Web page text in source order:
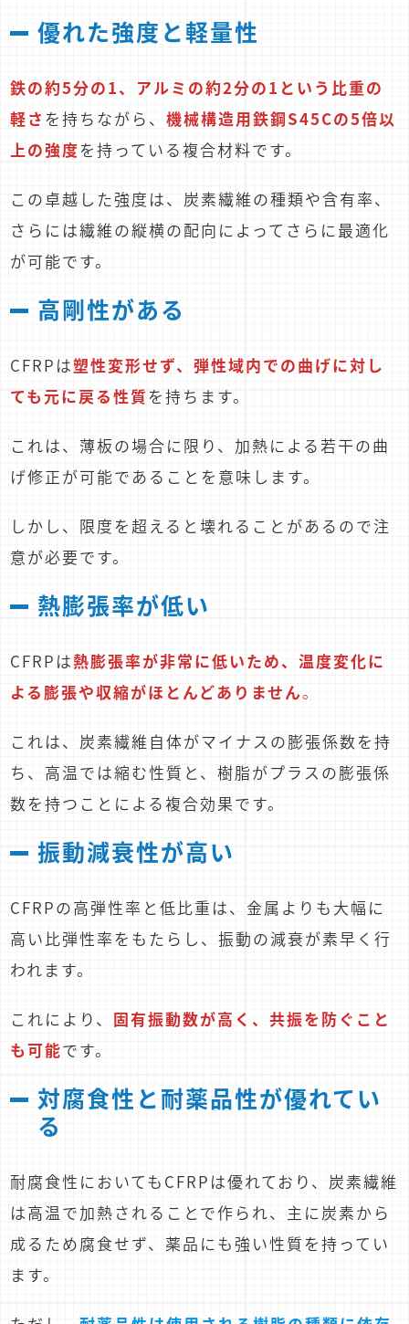
優れた強度と軽量性
鉄の約5分の1、アルミの約2分の1という比重の
軽さ を持ちながら、機械構造用鉄鋼S45Cの5倍以
上の強度を持っている複合材料です。
この卓越した強度は、炭素繊維の種類や含有率、
さらには繊維の縦横の配向によってさらに最適化
が可能です。
高剛性がある
CFRPは塑性変形せず、弾性域内での曲げに対し
ても元に戻る性質を持ちます。
これは、薄板の場合に限り、加熱による若干の曲
げ修正が可能であることを意味します。
しかし、限度を超えると壊れることがあるので注
意が必要です。
熱膨張率が低い
CFRPは熱膨張率が非常に低いため、温度変化に
よる膨張や収縮がほとんどありません。
これは、炭素繊維自体がマイナスの膨張係数を持
ち、高温では縮む性質と、樹脂がプラスの膨張係
数を持つことによる複合効果です。
振動減衰性が高い
CFRPの高弾性率と低比重は、金属よりも大幅に
高い比弾性率をもたらし、振動の減衰が素早く行
われます。
これにより、 固有振動数が高く、共振を防ぐこと
も可能です。
対腐食性と耐薬品性が優れてい
る
耐腐食性においてもCFRPは優れており、炭素繊維
は高温で加熱されることで作られ、主に炭素から
成るため腐食せず、薬品にも強い性質を持ってい
ます。